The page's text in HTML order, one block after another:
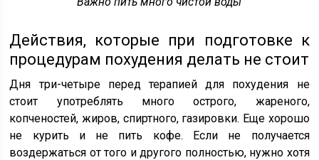
Действия, которые при подготовке к
процедурам похудения делать не стоит
Дня три-четыре перед терапией для похудения не
стоит употреблять много острого, жареного,
копченостей, жиров, спиртного, газировки. Еще хорошо
не курить и не пить кофе. Если не получается
воздержаться от того и другого полностью, нужно хотя